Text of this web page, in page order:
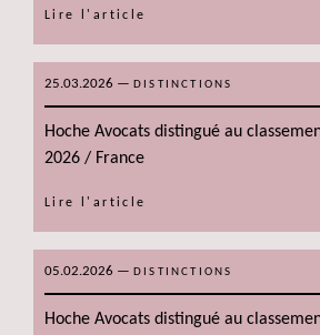
Lire l'article
25.03.2026 — DISTINCTIONS
Hoche Avocats distingué au
2026 / France
Lire l'article
05.02.2026 — DISTINCTIONS
Hoche Avocats distingué au